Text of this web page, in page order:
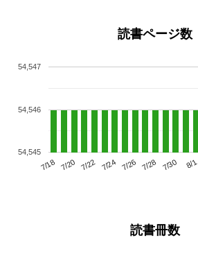
読書ページ数
7/18 7/20 7/22 7/24 7/26 7/28 7/30 8/1
54,545
54,546
54,547
読書冊数